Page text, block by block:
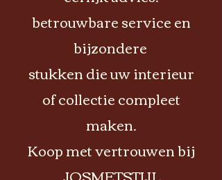
betrouwbare service en
bijzondere
stukken die uw interieur
of collectie compleet
maken.
Koop met vertrouwen bij